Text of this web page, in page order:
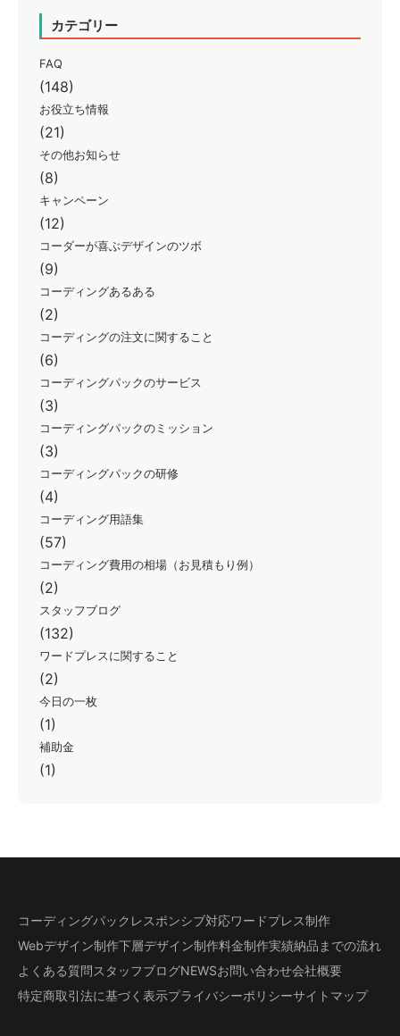
カテゴリー
FAQ
(148)
お役立ち情報
(21)
その他お知らせ
(8)
キャンペーン
(12)
コーダーが喜ぶデザインのツボ
(9)
コーディングあるある
(2)
コーディングの注文に関すること
(6)
コーディングパックのサービス
(3)
コーディングパックのミッション
(3)
コーディングパックの研修
(4)
コーディング用語集
(57)
コーディング費用の相場（お見積もり例）
(2)
スタッフブログ
(132)
ワードプレスに関すること
(2)
今日の一枚
(1)
補助金
(1)
コーディングパック レスポンシブ対応ワードプレス制作
Webデザイン制作下層デザイン制作料金制作実績納品までの流れ
よくある質問スタッフブログNEWSお問い合わせ会社概要
特定商取引法に基づく表示プライバシーポリシーサイトマップ